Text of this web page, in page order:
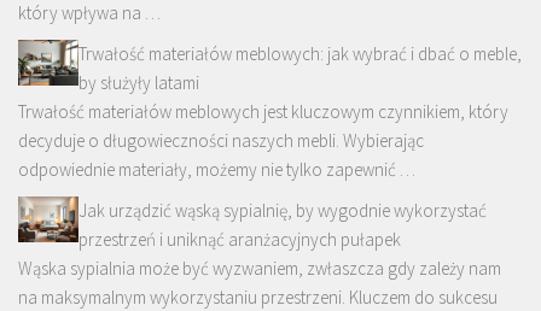
który wpływa na …
Trwałość materiałów meblowych: jak wybrać i dbać o meble,
by służyły latami
Trwałość materiałów meblowych jest kluczowym czynnikiem, który
decyduje o długowieczności naszych mebli. Wybierając
odpowiednie materiały, możemy nie tylko zapewnić …
Jak urządzić wąską sypialnię, by wygodnie wykorzystać
przestrzeń i uniknąć aranżacyjnych pułapek
Wąska sypialnia może być wyzwaniem, zwłaszcza gdy zależy nam
na maksymalnym wykorzystaniu przestrzeni. Kluczem do sukcesu